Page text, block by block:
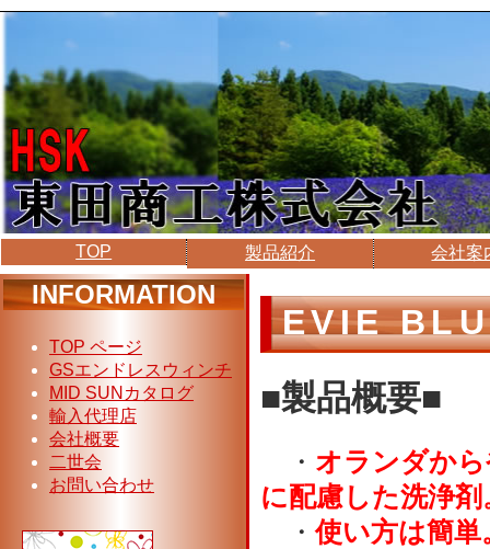
TOP 製品紹介 会社案
EVIE
■製品概要■
・ オランダか
に配慮した洗浄
・使い方は簡
INFORMATION
TOP ページ
GSエンドレスウィンチ
MID SUNカタログ
輸入代理店
会社概要
二世会
お問い合わせ